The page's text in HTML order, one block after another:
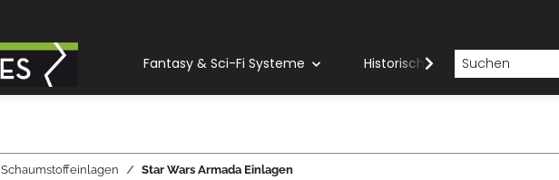
Fantasy & Sci-Fi Systeme Historische Systeme
Schaumstoffeinlagen Star Wars Armada Einlagen